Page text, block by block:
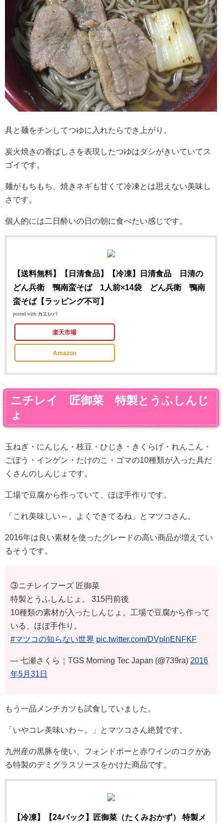
具と麺をチンしてつゆに入れたらでき上がり。
炭火焼きの香ばしさを表現したつゆはダシがきいていてス
ゴイです。
麺がもちもち、焼きネギも甘くて冷凍とは思えない美味し
さです。
個人的には二日酔いの日の朝に食べたい感じです。
【送料無料】【日清食品】【冷凍】日清食品 日清の
どん兵衛 鴨南蛮そば 1人前×14袋 どん兵衛 鴨南
蛮そば【ラッピング不可】
posted with カエレバ
楽天市場
Amazon
ニチレイ 匠御菜 特製とうふしんじ
ょ
玉ねぎ・にんじん・枝豆・ひじき・きくらげ・れんこん・
ごぼう・インゲン・たけのこ・ゴマの10種類が入った具だ
くさんのしんじょです。
工場で豆腐から作っていて、ほぼ手作りです。
「これ美味しい～。よくできてるね」とマツコさん。
2016年は良い素材を使ったグレードの高い商品が増えてい
るそうです。
③ニチレイフーズ 匠御菜
特製とうふしんじょ。 315円前後
10種類の素材が入ったしんじょ。工場で豆腐から作って
いる、ほぼ手作り。
#マツコの知らない世界 pic.twitter.com/DVplnENFKF
— 七瀬さくら￤TGS Morning Tec Japan (@739ra) 2016
年5月31日
もう一品メンチカツも試食していました。
「いやコレ美味いわ～。」とマツコさん絶賛です。
九州産の黒豚を使い、フォンドボーと赤ワインのコクがあ
る特製のデミグラスソースをかけた商品です。
【冷凍】【24パック】匠御菜（たくみおかず） 特製メ